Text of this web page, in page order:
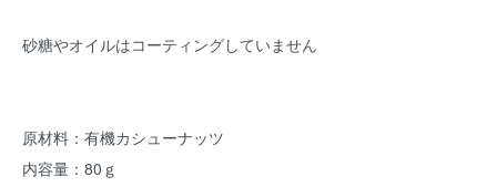
砂糖やオイルはコーティングしていません
原材料：有機カシューナッツ
内容量：80ｇ